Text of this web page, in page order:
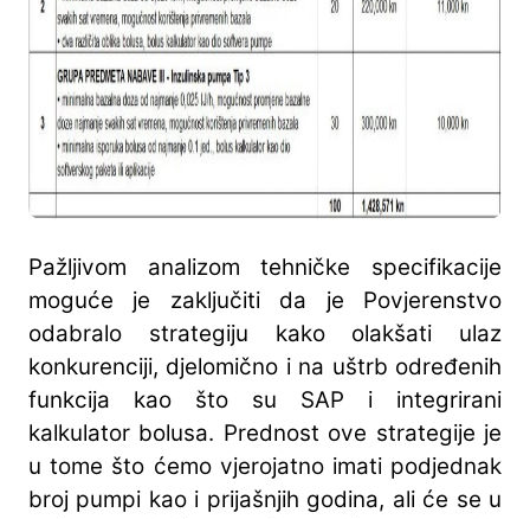
Pažljivom analizom tehničke specifikacije
moguće je zaključiti da je Povjerenstvo
odabralo strategiju kako olakšati ulaz
konkurenciji, djelomično i na uštrb određenih
funkcija kao što su SAP i integrirani
kalkulator bolusa. Prednost ove strategije je
u tome što ćemo vjerojatno imati podjednak
broj pumpi kao i prijašnjih godina, ali će se u